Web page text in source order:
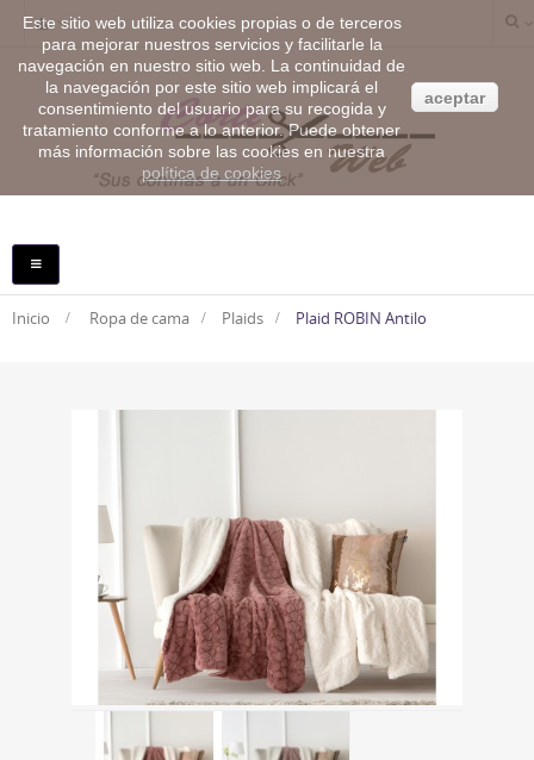
NAVEGACIÓN
TOGGLE
Inicio > Ropa de cama > Plaids > Plaid ROBIN Antilo
Este sitio web utiliza cookies propias o de terceros
para mejorar nuestros servicios y facilitarle la
navegación en nuestro sitio web. La continuidad de
la navegación por este sitio web implicará el
consentimiento del usuario para su recogida y
tratamiento conforme a lo anterior. Puede obtener
más información sobre las cookies en nuestra
política de cookies
aceptar